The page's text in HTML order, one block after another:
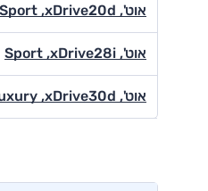
אוט', Sport ,xDrive20d
אוט', Sport ,xDrive28i
אוט', Luxury ,xDrive30d